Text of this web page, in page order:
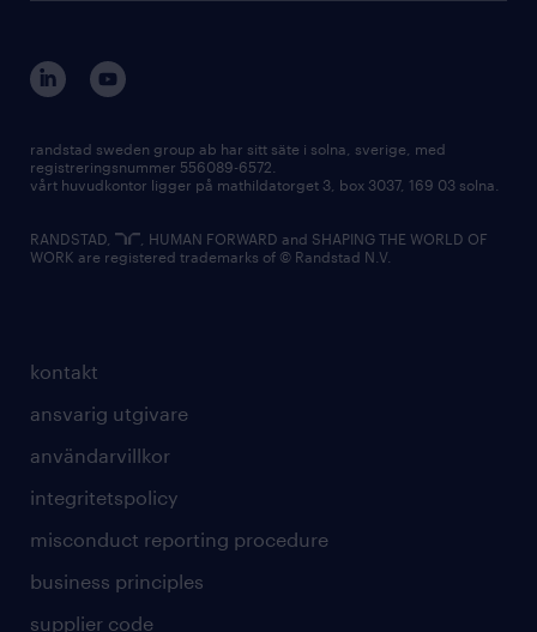
kontakt
ansvarig utgivare
användarvillkor
integritetspolicy
misconduct reporting procedure
business principles
supplier code
randstad sweden group ab har sitt säte i solna, sverige, med
registreringsnummer 556089-6572.
vårt huvudkontor ligger på mathildatorget 3, box 3037, 169 03 solna.
RANDSTAD,
, HUMAN FORWARD and SHAPING THE WORLD OF
WORK are registered trademarks of © Randstad N.V.